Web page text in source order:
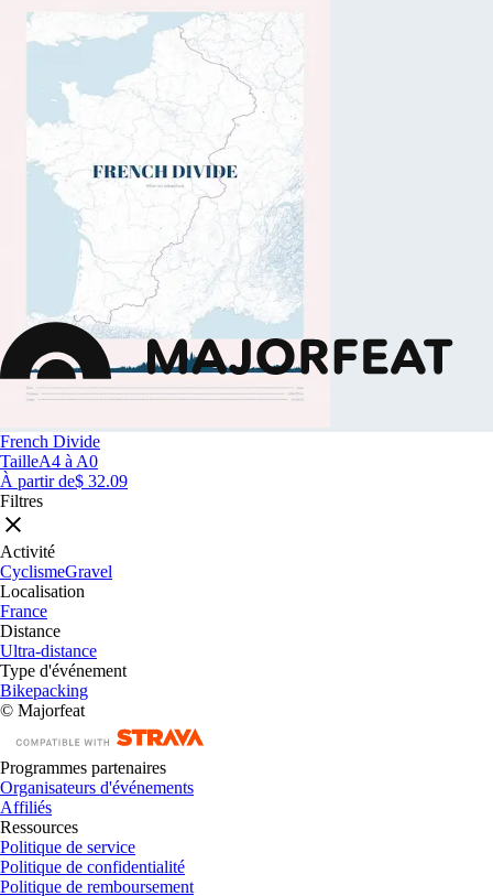
French Divide
TailleA4 à A0
À partir de$ 32.09
Filtres
Activité
CyclismeGravel
Localisation
France
Distance
Ultra-distance
Type d'événement
Bikepacking
© Majorfeat
Programmes partenaires
Organisateurs d'événements
Affiliés
Ressources
Politique de service
Politique de confidentialité
Politique de remboursement